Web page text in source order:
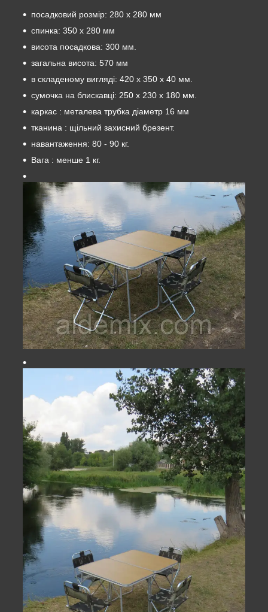
посадковий розмір: 280 х 280 мм
спинка: 350 х 280 мм
висота посадкова: 300 мм.
загальна висота: 570 мм
в складеному вигляді: 420 х 350 х 40 мм.
сумочка на блискавці: 250 х 230 х 180 мм.
каркас : металева трубка діаметр 16 мм
тканина : щільний захисний брезент.
навантаження: 80 - 90 кг.
Вага : менше 1 кг.